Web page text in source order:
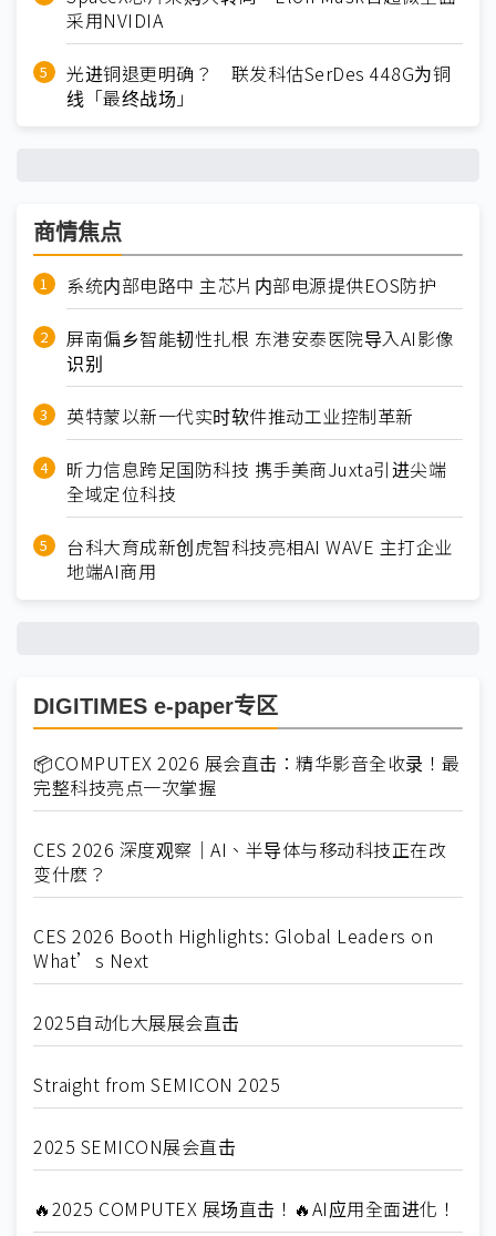
采用NVIDIA
光进铜退更明确？ 联发科估SerDes 448G为铜
线「最终战场」
商情焦点
系统内部电路中 主芯片内部电源提供EOS防护
屏南偏乡智能韧性扎根 东港安泰医院导入AI影像
识别
英特蒙以新一代实时软件推动工业控制革新
昕力信息跨足国防科技 携手美商Juxta引进尖端
全域定位科技
台科大育成新创虎智科技亮相AI WAVE 主打企业
地端AI商用
DIGITIMES e-paper专区
📦COMPUTEX 2026 展会直击：精华影音全收录！最
完整科技亮点一次掌握
CES 2026 深度观察｜AI、半导体与移动科技正在改
变什麽？
CES 2026 Booth Highlights: Global Leaders on
What’s Next
2025自动化大展展会直击
Straight from SEMICON 2025
2025 SEMICON展会直击
🔥2025 COMPUTEX 展场直击！🔥AI应用全面进化！